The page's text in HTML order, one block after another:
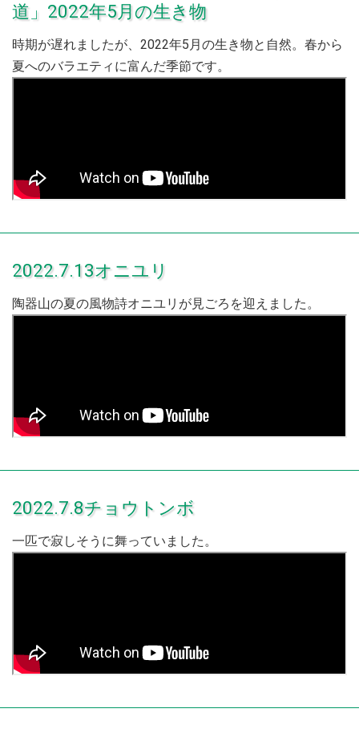
道」2022年5月の生き物
時期が遅れましたが、2022年5月の生き物と自然。春から
夏へのバラエティに富んだ季節です。
2022.7.13オニユリ
陶器山の夏の風物詩オニユリが見ごろを迎えました。
2022.7.8チョウトンボ
一匹で寂しそうに舞っていました。